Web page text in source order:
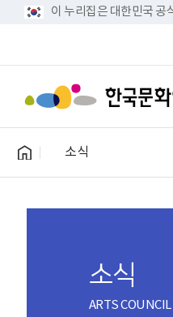
이 누리집은 대한민국 공
소식
소식
ARTS COUNCIL